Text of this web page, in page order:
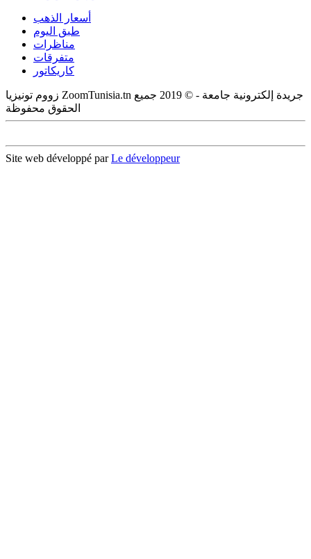
أسعار الذهب
طبق اليوم
مناظرات
متفرقات
كاريكاتور
زووم تونيزيا ZoomTunisia.tn جريدة إلكترونية جامعة - © 2019 جميع
الحقوق محفوظة
Site web développé parLe développeur